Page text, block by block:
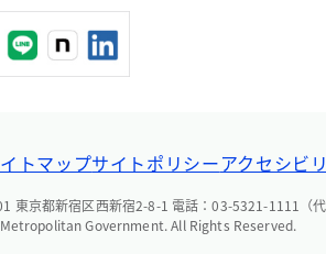
トマップサイトポリシーアクセシビ
東京都新宿区西新宿2-8-1 電話：03-5321-1111（代
Government. All Rights Reserved.